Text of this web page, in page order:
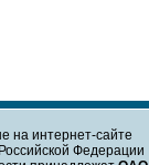
на интернет-сайте
Федерации